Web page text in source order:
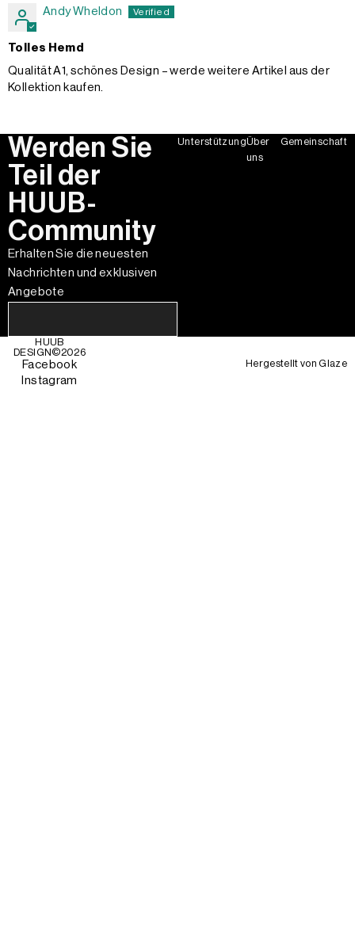
Andy Wheldon
Tolles Hemd
Qualität A1, schönes Design – werde weitere Artikel aus der
Kollektion kaufen.
Werden Sie
Teil der
HUUB-
Community
Erhalten Sie die neuesten
Nachrichten und exklusiven
Angebote
UnterstützungÜber
uns
Gemeinschaft
HUUB
DESIGN©2026
Facebook
Instagram
Hergestellt vonGlaze